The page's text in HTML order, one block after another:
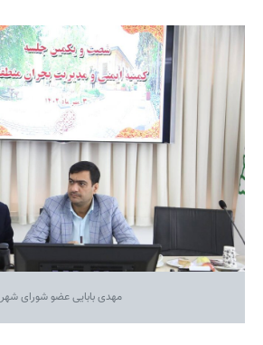
مهدی بابایی عضو شورای شهر